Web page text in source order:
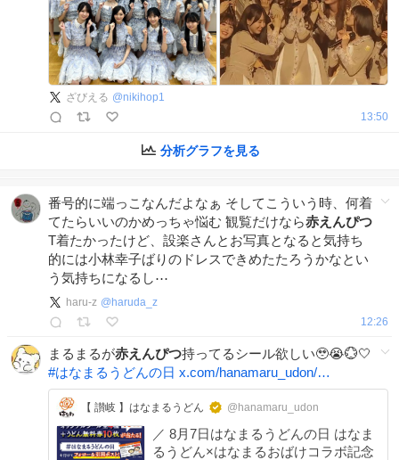
ざびえる @nikihop1
13:50
分析グラフを見る
番号的に端っこなんだよなぁ そしてこういう時、何着
てたらいいのかめっちゃ悩む 観覧だけなら赤えんぴつ
T着たかったけど、設楽さんとお写真となると気持ち
的には小林幸子ばりのドレスできめたたろうかなとい
う気持ちになるし⋯
haru-z @ haruda_z
12:26
まるまるが赤えんぴつ持ってるシール欲しい🥹😭💮🤍
#はなまるうどんの日 x.com/hanamaru_udon/…
【 讃岐 】はなまるうどん @hanamaru_udon
／ 8月7日はなまるうどんの日 はなま
るうどん×はなまるおばけコラボ記念